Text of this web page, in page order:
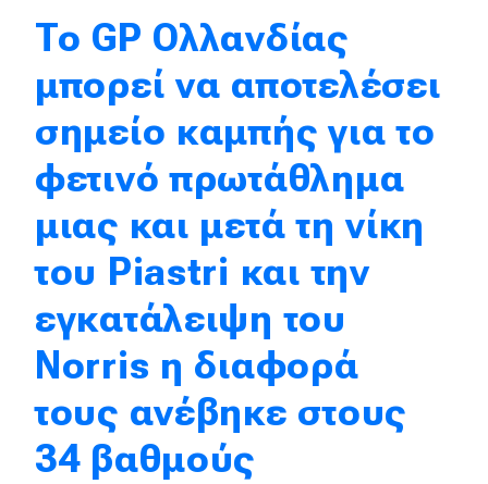
Eco
Τεχνολογία
Mobility
Σταθμοί φόρτισης
Classic
Νέα
Παρουσιάσεις
DRIVE Away
To GP Ολλανδίας
μπορεί να αποτελέσει
σημείο καμπής για το
φετινό πρωτάθλημα
μιας και μετά τη νίκη
του Piastri και την
εγκατάλειψη του
Norris η διαφορά
τους ανέβηκε στους
34 βαθμούς